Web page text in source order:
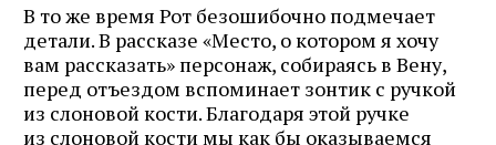
В то же время Рот безошибочно подмечает
детали. В рассказе «Место, о котором я хочу
вам рассказать» персонаж, собираясь в Вену,
перед отъездом вспоминает зонтик с ручкой
из слоновой кости. Благодаря этой ручке
из слоновой кости мы как бы оказываемся